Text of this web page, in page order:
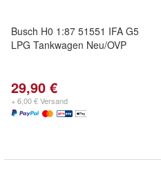
Busch H0 1:87 51551 IFA G5
LPG Tankwagen Neu/OVP
29,90 €
+ 6,00 € Versand